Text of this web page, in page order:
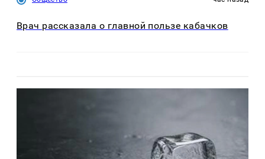
Врач рассказала о главной пользе кабачков